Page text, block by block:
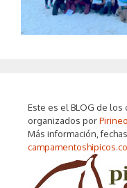
Este es el BLOG de
organizados por
Más información,